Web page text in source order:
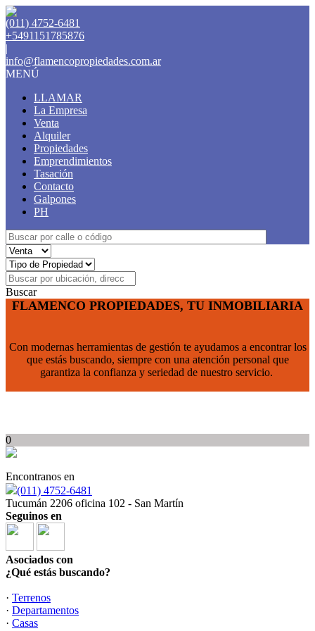
(011) 4752-6481
+5491151785876
|
info@flamencopropiedades.com.ar
MENÚ
LLAMAR
La Empresa
Venta
Alquiler
Propiedades
Emprendimientos
Tasación
Contacto
Galpones
PH
Buscar
FLAMENCO PROPIEDADES, TU INMOBILIARIA
Con modernas herramientas de gestión te ayudamos a encontrar los
que estás buscando, siempre con una atención personal que
garantiza la confianza y seriedad de nuestro servicio.
0
Encontranos en
(011) 4752-6481
Tucumán 2206 oficina 102 - San Martín
Seguinos en
Asociados con
¿Qué estás buscando?
· Terrenos
· Departamentos
· Casas